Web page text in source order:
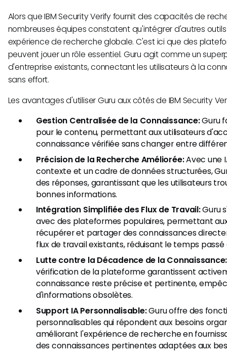
Alors que IBM Security Verify fournit des capacités de
nombreuses équipes constatent qu'intégrer d'autres
expérience de recherche globale. C'est ici que des
peuvent jouer un rôle essentiel. Guru agit comme un
d'entreprise existants, connectant les utilisateurs à la
sans effort.
Les avantages d'utiliser Guru aux côtés de IBM Security
Gestion Centralisée de la Connaissance:Guru
pour le contenu, permettant aux utilisateurs
connaissance vérifiée sans changer entre
Précision de la Recherche Améliorée:Avec une
contexte et un cadre de données structurées,
des réponses, garantissant que les utilisateurs
bonnes informations.
Intégration Simplifiée des Flux de Travail:Guru
avec des plateformes populaires, permettant
récupérer et partager des connaissances
flux de travail existants, réduisant le temps
Lutte contre la Décadence de la Connaissance:
vérification de la plateforme garantissent
connaissance reste précise et pertinente,
d'informations obsolètes.
Support IA Personnalisable:Guru offre des
personnalisables qui répondent aux besoins
améliorant l'expérience de recherche en
des connaissances pertinentes adaptées aux